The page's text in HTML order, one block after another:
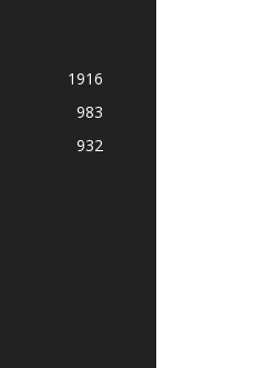
1916
983
932